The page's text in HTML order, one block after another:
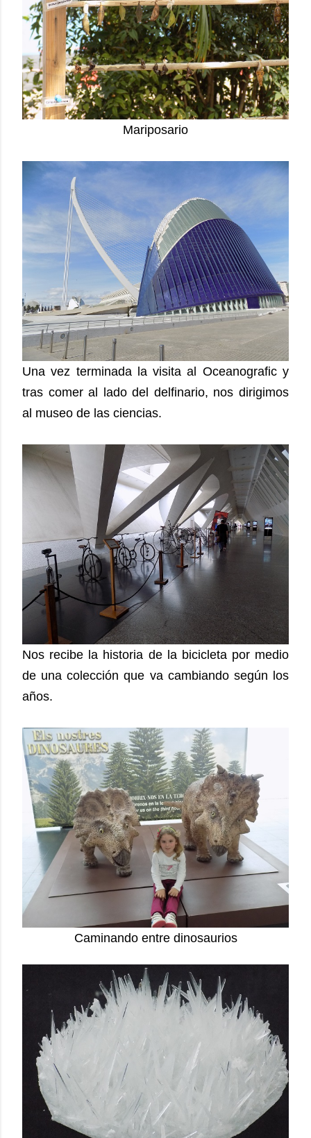
Mariposario
Una vez terminada la visita al Oceanografic y
tras comer al lado del delfinario, nos dirigimos
al museo de las ciencias.
Nos recibe la historia de la bicicleta por medio
de una colección que va cambiando según los
años.
Caminando entre dinosaurios